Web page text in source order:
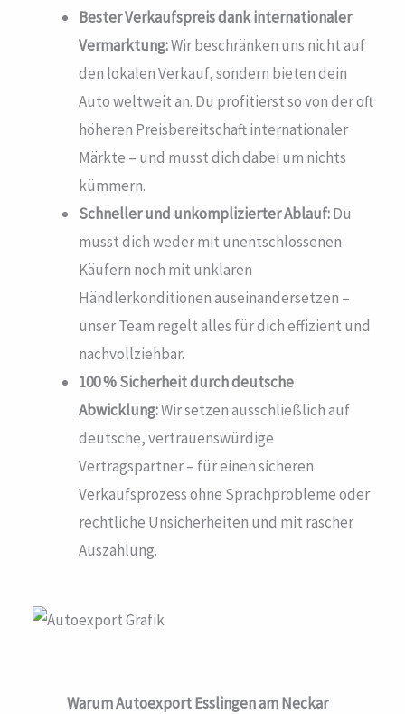
Bester Verkaufspreis dank internationaler
Vermarktung:Wir beschränken uns nicht auf
den lokalen Verkauf, sondern bieten dein
Auto weltweit an. Du profitierst so von der oft
höheren Preisbereitschaft internationaler
Märkte – und musst dich dabei um nichts
kümmern.
Schneller und unkomplizierter Ablauf:Du
musst dich weder mit unentschlossenen
Käufern noch mit unklaren
Händlerkonditionen auseinandersetzen –
unser Team regelt alles für dich effizient und
nachvollziehbar.
100 % Sicherheit durch deutsche
Abwicklung:Wir setzen ausschließlich auf
deutsche, vertrauenswürdige
Vertragspartner – für einen sicheren
Verkaufsprozess ohne Sprachprobleme oder
rechtliche Unsicherheiten und mit rascher
Auszahlung.
Warum Autoexport Esslingen am Neckar